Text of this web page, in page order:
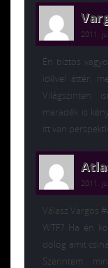
2011.
Én biztos
idővel áttér,
Világszinten
maradék is
itt van
2011.
Válasz Vargos
WTF? Ha én
dolog amit
Szerintem